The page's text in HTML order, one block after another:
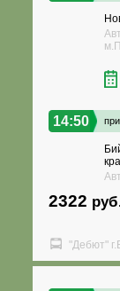
14:50
2322
"Дебют"